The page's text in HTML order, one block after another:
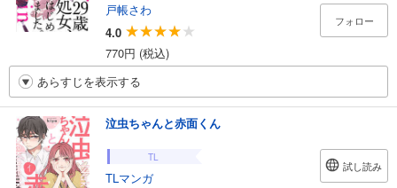
戸帳さわ
4.0
770円 (税込)
フォロー
あらすじを表示する
泣虫ちゃんと赤面くん
TL
TLマンガ
試し読み